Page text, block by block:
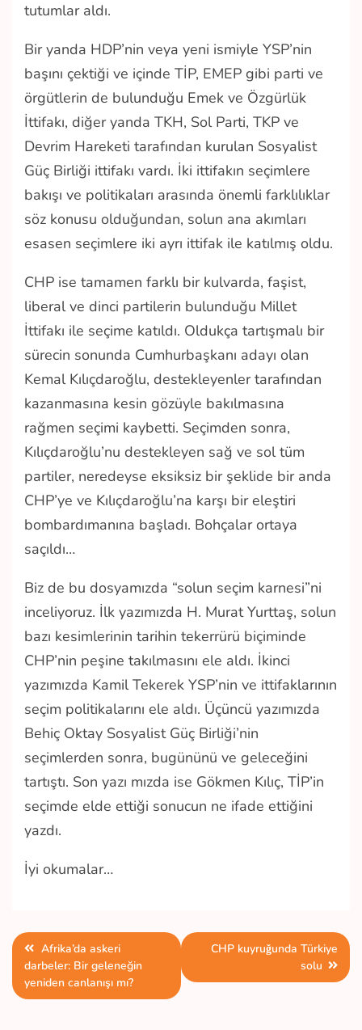
tutumlar aldı.
Bir yanda HDP’nin veya yeni ismiyle YSP’nin
başını çektiği ve içinde TİP, EMEP gibi parti ve
örgütlerin de bulunduğu Emek ve Özgürlük
İttifakı, diğer yanda TKH, Sol Parti, TKP ve
Devrim Hareketi tarafından kurulan Sosyalist
Güç Birliği ittifakı vardı. İki ittifakın seçimlere
bakışı ve politikaları arasında önemli farklılıklar
söz konusu olduğundan, solun ana akımları
esasen seçimlere iki ayrı ittifak ile katılmış oldu.
CHP ise tamamen farklı bir kulvarda, faşist,
liberal ve dinci partilerin bulunduğu Millet
İttifakı ile seçime katıldı. Oldukça tartışmalı bir
sürecin sonunda Cumhurbaşkanı adayı olan
Kemal Kılıçdaroğlu, destekleyenler tarafından
kazanmasına kesin gözüyle bakılmasına
rağmen seçimi kaybetti. Seçimden sonra,
Kılıçdaroğlu’nu destekleyen sağ ve sol tüm
partiler, neredeyse eksiksiz bir şeklide bir anda
CHP’ye ve Kılıçdaroğlu’na karşı bir eleştiri
bombardımanına başladı. Bohçalar ortaya
saçıldı…
Biz de bu dosyamızda “solun seçim karnesi”ni
inceliyoruz. İlk yazımızda H. Murat Yurttaş, solun
bazı kesimlerinin tarihin tekerrürü biçiminde
CHP’nin peşine takılmasını ele aldı. İkinci
yazımızda Kamil Tekerek YSP’nin ve ittifaklarının
seçim politikalarını ele aldı. Üçüncü yazımızda
Behiç Oktay Sosyalist Güç Birliği’nin
seçimlerden sonra, bugününü ve geleceğini
tartıştı. Son yazı mızda ise Gökmen Kılıç, TİP’in
seçimde elde ettiği sonucun ne ifade ettiğini
yazdı.
İyi okumalar…
Yazı
gezinmesi
Afrika’da askeri
darbeler: Bir geleneğin
yeniden canlanışı mı?
CHP kuyruğunda Türkiye
solu